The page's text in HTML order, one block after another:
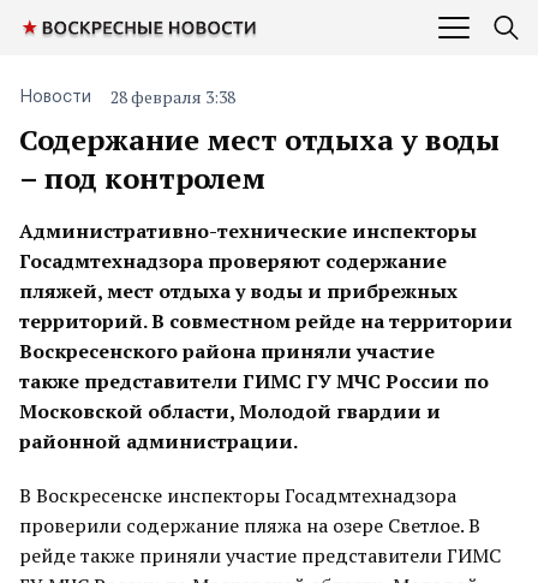
Содержание мест отдыха у воды
– под контролем
Новости 28 февраля 3:38
Административно-технические инспекторы
Госадмтехнадзора проверяют содержание
пляжей, мест отдыха у воды и прибрежных
территорий. В совместном рейде на территории
Воскресенского района приняли участие
также представители ГИМС ГУ МЧС России по
Московской области, Молодой гвардии и
районной администрации.
В Воскресенске инспекторы Госадмтехнадзора
проверили содержание пляжа на озере Светлое. В
рейде также приняли участие представители ГИМС